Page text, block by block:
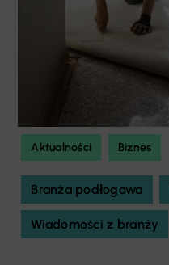
Aktualności Biznes
Branża podłogowa
Wiadomości z branży